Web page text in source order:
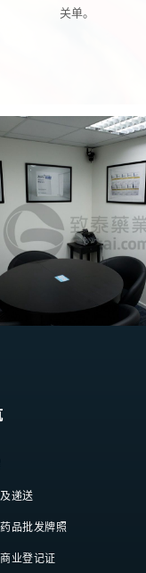
关单。
递送
品批发牌照
业登记证